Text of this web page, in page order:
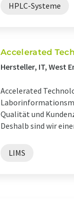
HPLC-Systeme
Accelerated
Hersteller, IT, West
Accelerated
Qualität und
Deshalb sind wir
LIMS